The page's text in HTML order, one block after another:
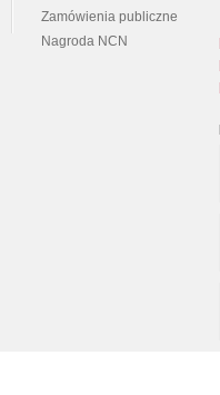
Zamówienia publiczne
Nagroda NCN